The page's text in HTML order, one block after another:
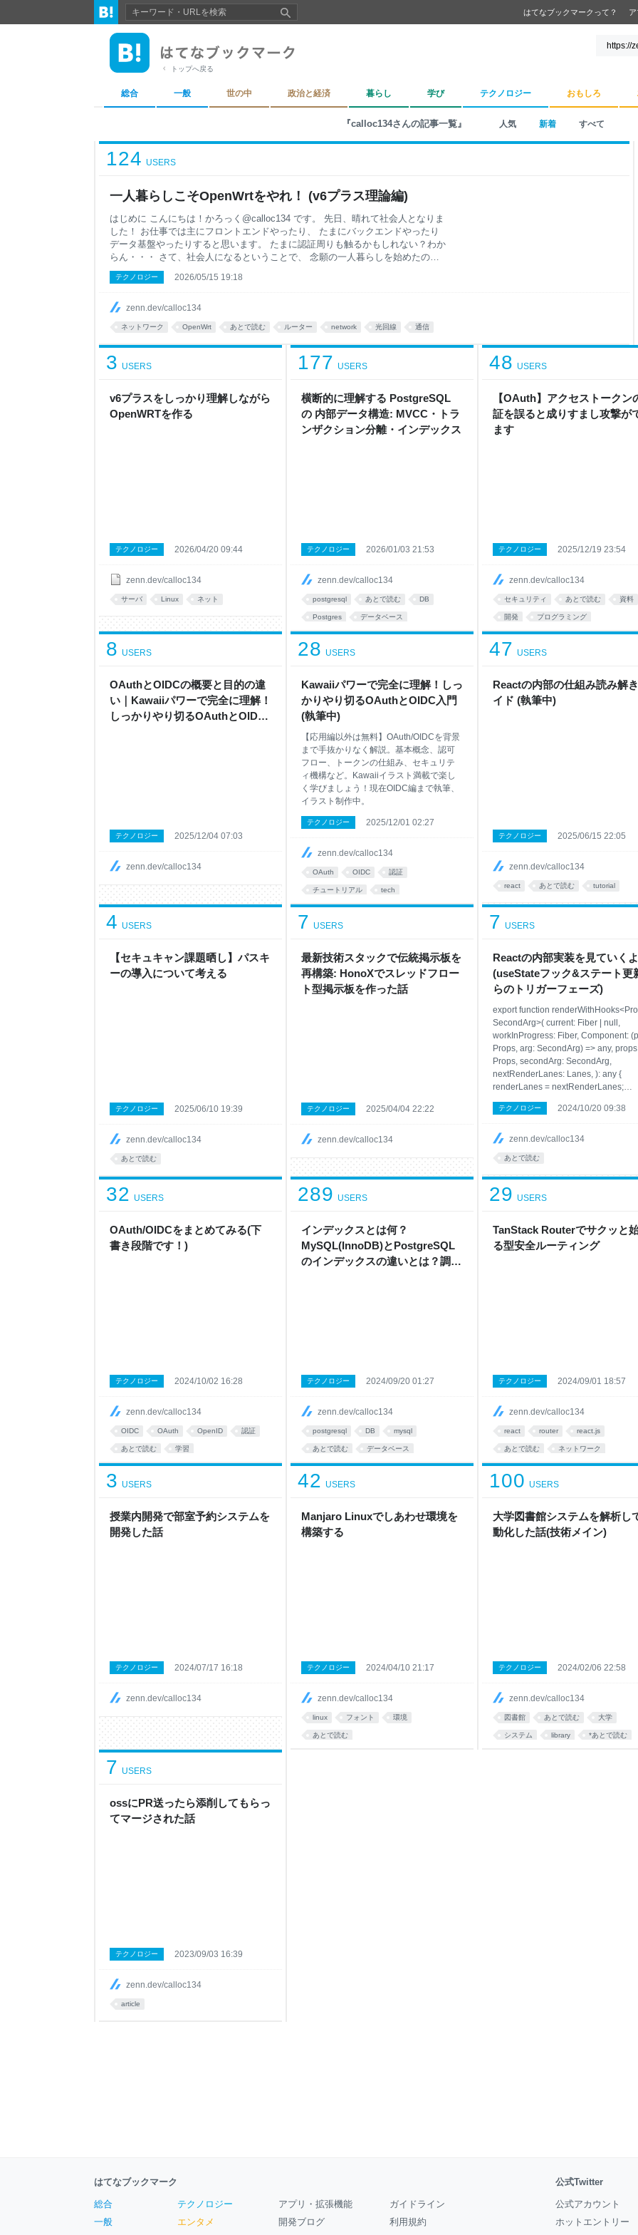
はてなブックマークって？
トップへ戻る
総合 一般 世の中 政治と経済 暮らし 学び テクノロジー おもしろ
『calloc134さんの記事一覧』 人気 新着 すべて
一人暮らしこそOpenWrtをやれ！ (v6プラス理論編)
124 USERS
zenn.dev/calloc134
はじめに こんにちは！かろっく@calloc134 です。 先日、晴れて社会人となりま
した！ お仕事では主にフロントエンドやったり、 たまにバックエンドやったり
データ基盤やったりすると思います。 たまに認証周りも触るかもしれない？わか
らん・・・ さて、社会人になるということで、 念願の一人暮らしを始めたので
すが、当然ネット環境も必要になります。 せっかく自分でネット環境を構築する
のなら、 ルータも自分でカスタマイズしてみたい！ というモチベが高まり、 自
めてのネットの契約、 ルータの選定、導入と接続確立まで・・・ 思ったより大
変でした。 同じように一人暮らしでOpenWrtを導入したい人の参考になればと思
い、 今回の記事を書いてみました。 まず OpenWrt とは OpenWrtとは、ルータ機
器のためのLin
テクノロジー 2026/05/15 19:18
ネットワーク OpenWrt あとで読む ルーター network 光回線 通信
v6プラスをしっかり理解しながら
OpenWRTを作る
3 USERS
zenn.dev/calloc134
テクノロジー 2026/04/20 09:44
サーバ Linux ネット
横断的に理解する PostgreSQL
の 内部データ構造: MVCC・トラ
ンザクション分離・インデックス
177 USERS
zenn.dev/calloc134
テクノロジー 2026/01/03 21:53
postgresql あとで読む DB
Postgres データベース
インデックス SQL database
architecture
【OAuth】アクセストークン
証を誤ると成りすまし攻撃が
ます
48 USERS
zenn.dev/calloc134
テクノロジー 2025/12/19 23:54
セキュリティ あとで読む 資料
開発 プログラミング
OAuthとOIDCの概要と目的の違
い｜Kawaiiパワーで完全に理解！
しっかりやり切るOAuthとOIDC
8 USERS
zenn.dev/calloc134
テクノロジー 2025/12/04 07:03
Kawaiiパワーで完全に理解！しっ
かりやり切るOAuthとOIDC入門
(執筆中)
28 USERS
zenn.dev/calloc134
【応用編以外は無料】OAuth/OIDCを背景
まで手抜かりなく解説。基本概念、認可
フロー、トークンの仕組み、セキュリテ
ィ機構など。Kawaiiイラスト満載で楽し
く学びましょう！現在OIDC編まで執筆、
イラスト制作中。
テクノロジー 2025/12/01 02:27
OAuth OIDC 認証
チュートリアル tech
Reactの内部の仕組み読み解
イド (執筆中)
47 USERS
zenn.dev/calloc134
テクノロジー 2025/06/15 22:05
react あとで読む tutorial
【セキュキャン課題晒し】パスキ
ーの導入について考える
4 USERS
zenn.dev/calloc134
テクノロジー 2025/06/10 19:39
あとで読む
最新技術スタックで伝統掲示板を
再構築: HonoXでスレッドフロー
ト型掲示板を作った話
7 USERS
zenn.dev/calloc134
テクノロジー 2025/04/04 22:22
Reactの内部実装を見ていくよ
(useStateフック&ステート更
らのトリガーフェーズ)
7 USERS
zenn.dev/calloc134
export function
SecondArg>( current: Fiber | null,
workInProgress: Fiber, Component:
Props, arg: SecondArg) => any,
Props, secondArg: SecondArg,
nextRenderLanes: Lanes, ): any {
renderLanes = nextRenderLanes;
currentlyRenderingFiber =
workInProgress; (省略) if (__DEV__)
current.memoizedState !== null) {
テクノロジー 2024/10/20 09:38
あとで読む
OAuth/OIDCをまとめてみる(下
書き段階です！)
32 USERS
zenn.dev/calloc134
テクノロジー 2024/10/02 16:28
OIDC OAuth OpenID 認証
あとで読む 学習
インデックスとは何？
MySQL(InnoDB)とPostgreSQL
のインデックスの違いとは？調べ
289 USERS
zenn.dev/calloc134
テクノロジー 2024/09/20 01:27
postgresql DB mysql
あとで読む データベース
database index SQL 技術
InnoDB
TanStack Routerでサクッと
る型安全ルーティング
29 USERS
zenn.dev/calloc134
テクノロジー 2024/09/01 18:57
react router react.js
あとで読む ネットワーク
授業内開発で部室予約システムを
開発した話
3 USERS
zenn.dev/calloc134
テクノロジー 2024/07/17 16:18
Manjaro Linuxでしあわせ環境を
構築する
42 USERS
zenn.dev/calloc134
テクノロジー 2024/04/10 21:17
linux フォント 環境
あとで読む
大学図書館システムを解析し
動化した話(技術メイン)
100 USERS
zenn.dev/calloc134
テクノロジー 2024/02/06 22:58
図書館 あとで読む 大学
システム library *あとで読む
ossにPR送ったら添削してもらっ
てマージされた話
7 USERS
zenn.dev/calloc134
テクノロジー 2023/09/03 16:39
article
はてなブックマーク
総合
一般
テクノロジー
エンタメ
アプリ・拡張機能
開発ブログ
ガイドライン
利用規約
公式Twitter
公式アカウント
ホットエントリー